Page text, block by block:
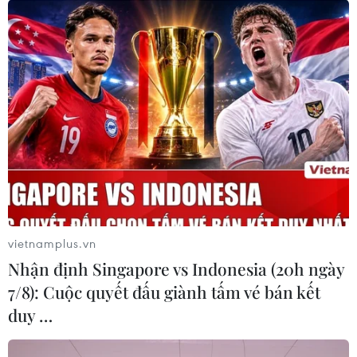
Hà Nội: Thiết lập vùng cách ly y tế tại
phường Thổ Quan
14/09/2021 23:11
Phường Thổ Quan, quận Đống Đa có 3 trường hợp
dương tính với SARS-CoV-2, là người già, không ra khỏi
nhà, không tiếp xúc với người ngoài. Lực lượng y tế địa
phương đang chẩn đoán, tìm nguyên nhân.
vietnamplus.vn
Nhận định Singapore vs Indonesia (20h ngày
7/8): Cuộc quyết đấu giành tấm vé bán kết
duy …